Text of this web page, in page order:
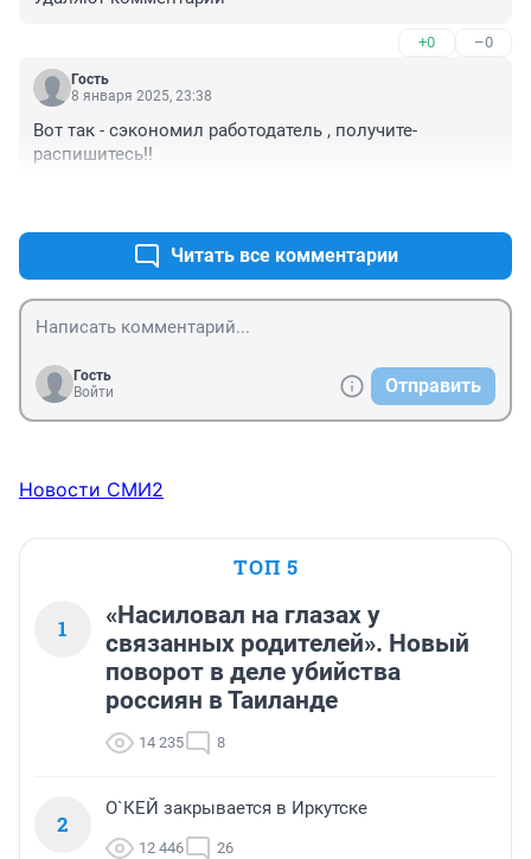
+0 –0
Гость
8 января 2025, 23:38
Вот так - сэкономил работодатель , получите-
распишитесь!!
Читать все комментарии
Гость
Войти
Отправить
Новости СМИ2
ТОП 5
1
«Насиловал на глазах у
связанных родителей». Новый
поворот в деле убийства
россиян в Таиланде
14 235 8
2
О`КЕЙ закрывается в Иркутске
12 446 26